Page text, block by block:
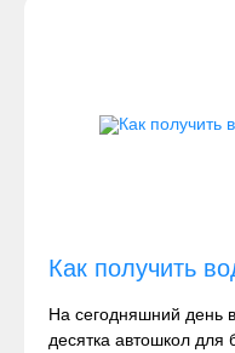
Как получить
На сегодняшний день
десятка автошкол